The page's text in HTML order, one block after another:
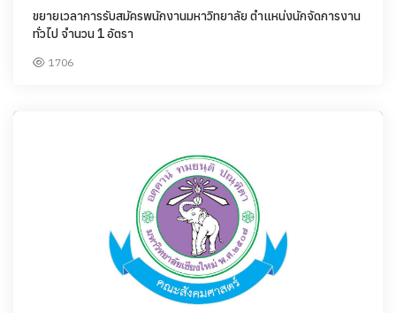
ขยายเวลาการรับสมัครพนักงานมหาวิทยาลัย ตำแหน่งนักจัดการงาน
ทั่วไป จำนวน 1 อัตรา
1706